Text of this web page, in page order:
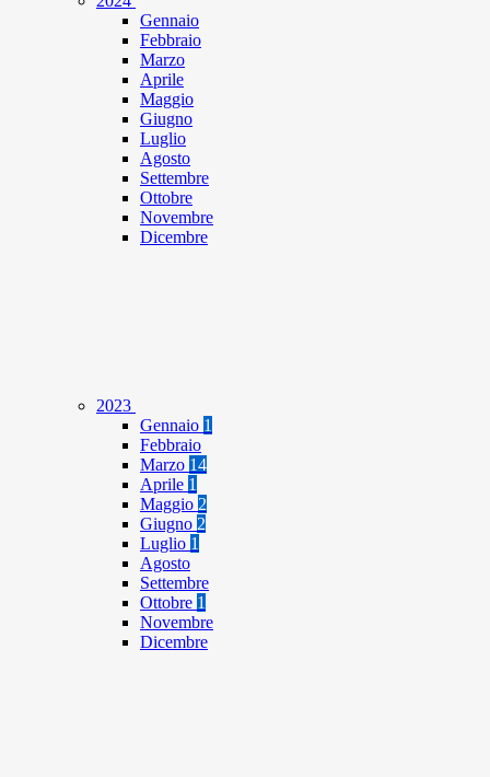
Gennaio
Febbraio
Marzo
Aprile
Maggio
Giugno
Luglio
Agosto
Settembre
Ottobre
Novembre
Dicembre
2023
Gennaio 1
Febbraio
Marzo 14
Aprile 1
Maggio 2
Giugno 2
Luglio 1
Agosto
Settembre
Ottobre 1
Novembre
Dicembre